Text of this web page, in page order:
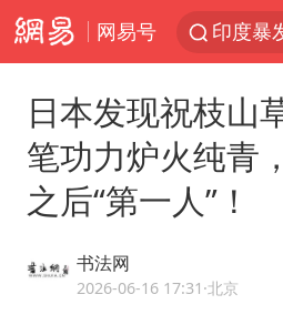
网易号
日本发现祝枝山
笔功力炉火纯青
之后“第一人”！
书法网
2026-06-16 17:31 ·北京